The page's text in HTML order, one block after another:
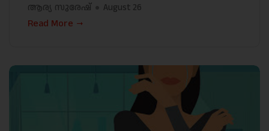
ആര്യ സുരേഷ് August 26
Read More